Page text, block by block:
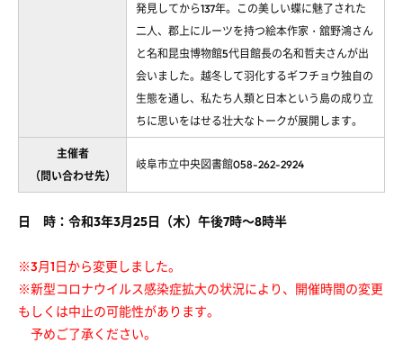
発見してから137年。この美しい蝶に魅了された
二人、郡上にルーツを持つ絵本作家・舘野鴻さん
と名和昆虫博物館5代目館長の名和哲夫さんが出
会いました。越冬して羽化するギフチョウ独自の
生態を通し、私たち人類と日本という島の成り立
ちに思いをはせる壮大なトークが展開します。
主催者
（問い合わせ先）
岐阜市立中央図書館058-262-2924
日 時：令和3年3月25日（木）午後7時～8時半
※3月1日から変更しました。
※新型コロナウイルス感染症拡大の状況により、開催時間の変更
もしくは中止の可能性があります。
予めご了承ください。